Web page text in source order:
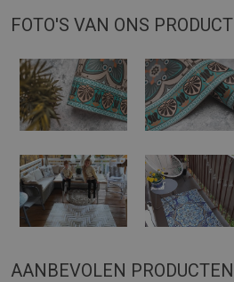
FOTO'S VAN ONS PRODUCT
AANBEVOLEN PRODUCTEN